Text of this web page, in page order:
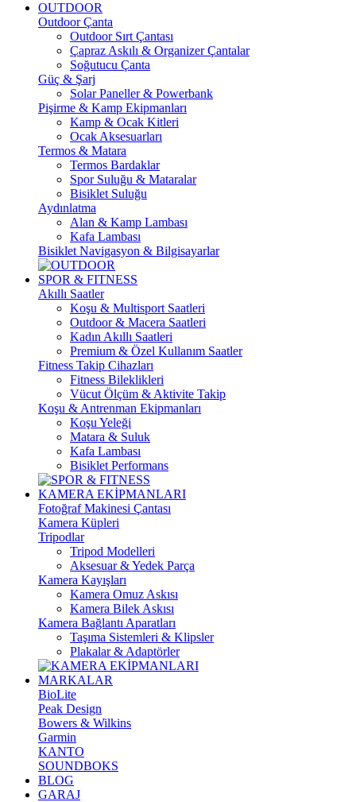
OUTDOOR
Outdoor Çanta
Outdoor Sırt Çantası
Çapraz Askılı & Organizer Çantalar
Soğutucu Çanta
Güç & Şarj
Solar Paneller & Powerbank
Pişirme & Kamp Ekipmanları
Kamp & Ocak Kitleri
Ocak Aksesuarları
Termos & Matara
Termos Bardaklar
Spor Suluğu & Mataralar
Bisiklet Suluğu
Aydınlatma
Alan & Kamp Lambası
Kafa Lambası
Bisiklet Navigasyon & Bilgisayarlar
SPOR & FITNESS
Akıllı Saatler
Koşu & Multisport Saatleri
Outdoor & Macera Saatleri
Kadın Akıllı Saatleri
Premium & Özel Kullanım Saatler
Fitness Takip Cihazları
Fitness Bileklikleri
Vücut Ölçüm & Aktivite Takip
Koşu & Antrenman Ekipmanları
Koşu Yeleği
Matara & Suluk
Kafa Lambası
Bisiklet Performans
KAMERA EKİPMANLARI
Fotoğraf Makinesi Çantası
Kamera Küpleri
Tripodlar
Tripod Modelleri
Aksesuar & Yedek Parça
Kamera Kayışları
Kamera Omuz Askısı
Kamera Bilek Askısı
Kamera Bağlantı Aparatları
Taşıma Sistemleri & Klipsler
Plakalar & Adaptörler
MARKALAR
BioLite
Peak Design
Bowers & Wilkins
Garmin
KANTO
SOUNDBOKS
BLOG
GARAJ